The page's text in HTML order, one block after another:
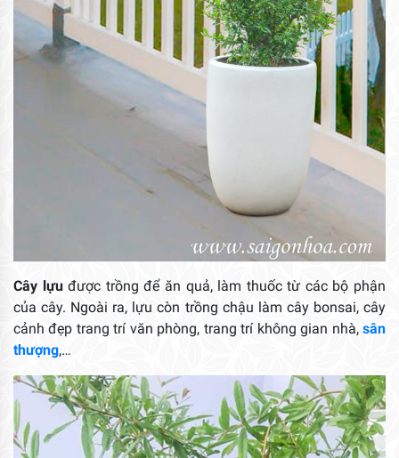
Cây lựuđược trồng để ăn quả, làm thuốc từ các bộ phận
của cây. Ngoài ra, lựu còn trồng chậu làm cây bonsai, cây
cảnh đẹp trang trí văn phòng, trang trí không gian nhà, sân
thượng,…